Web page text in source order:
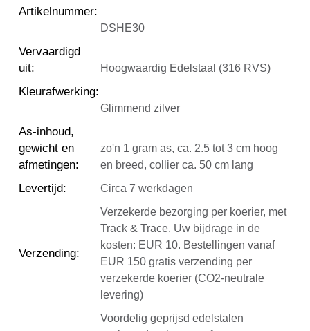
Artikelnummer:
DSHE30
Vervaardigd
uit: Hoogwaardig Edelstaal (316 RVS)
Kleurafwerking:
Glimmend zilver
As-inhoud,
gewicht en
afmetingen:
zo'n 1 gram as, ca. 2.5 tot 3 cm hoog
en breed, collier ca. 50 cm lang
Levertijd: Circa 7 werkdagen
Verzending:
Verzekerde bezorging per koerier, met
Track & Trace. Uw bijdrage in de
kosten: EUR 10. Bestellingen vanaf
EUR 150 gratis verzending per
verzekerde koerier (CO2-neutrale
levering)
Voordelig geprijsd edelstalen